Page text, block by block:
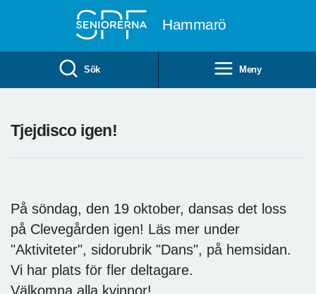
Hammarö
Sök Meny
Tjejdisco igen!
På söndag, den 19 oktober, dansas det loss
på Clevegården igen! Läs mer under
"Aktiviteter", sidorubrik "Dans", på hemsidan.
Vi har plats för fler deltagare.
Välkomna alla kvinnor!